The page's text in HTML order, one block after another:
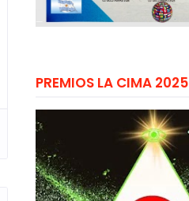
PREMIOS LA CIMA 2025